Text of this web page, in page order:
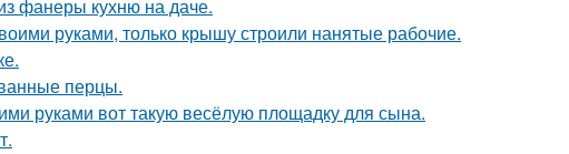
фанеры кухню на даче.
руками, только крышу строили нанятые рабочие.
перцы.
руками вот такую весёлую площадку для сына.